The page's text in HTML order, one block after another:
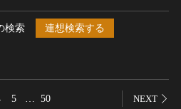
媒体資料・関連記事等
博物館、美術館の皆さまへ
検索 連想検索する
5 50 NEXT